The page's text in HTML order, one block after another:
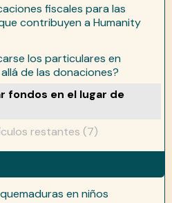
fiscales para las
contribuyen a Humanity
los particulares en
de las donaciones?
fondos en el lugar de
restantes (7)
en niños